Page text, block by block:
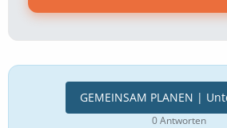
GEMEINSAM PLANEN |
0 Antworten